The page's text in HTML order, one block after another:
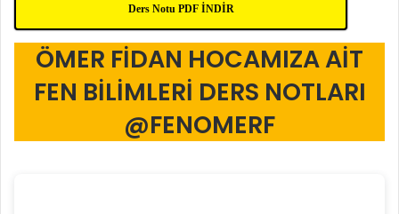
Ders Notu PDF İNDİR
ÖMER FİDAN HOCAMIZA AİT
FEN BİLİMLERİ DERS NOTLARI
@FENOMERF